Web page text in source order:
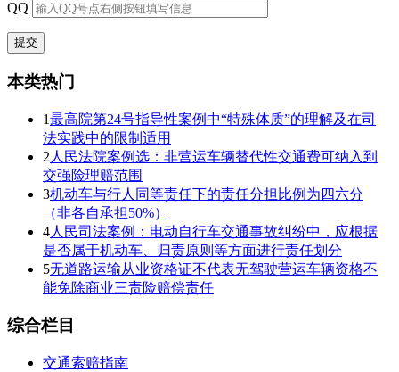
QQ
本类热门
1最高院第24号指导性案例中“特殊体质”的理解及在司
法实践中的限制适用
2 人民法院案例选：非营运车辆替代性交通费可纳入到
交强险理赔范围
3机动车与行人同等责任下的责任分担比例为四六分
（非各自承担50%）
4人民司法案例：电动自行车交通事故纠纷中，应根据
是否属于机动车、归责原则等方面进行责任划分
5无道路运输从业资格证不代表无驾驶营运车辆资格不
能免除商业三责险赔偿责任
综合栏目
交通索赔指南